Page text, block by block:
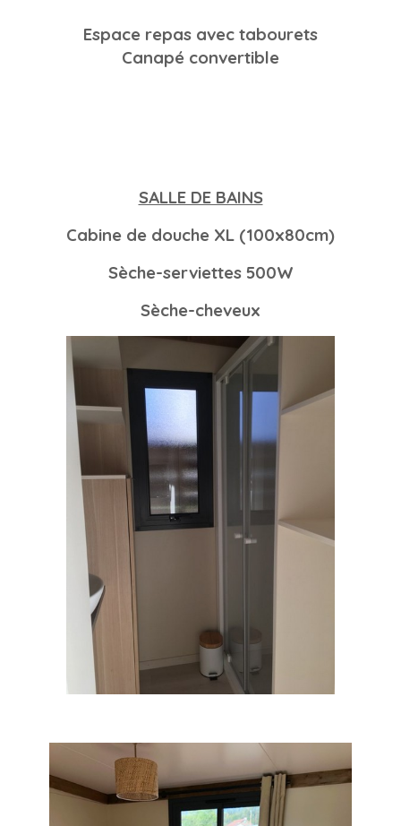
Espace repas avec tabourets
Canapé convertible
SALLE DE BAINS
Cabine de douche XL (100x80cm)
Sèche-serviettes 500W
Sèche-cheveux